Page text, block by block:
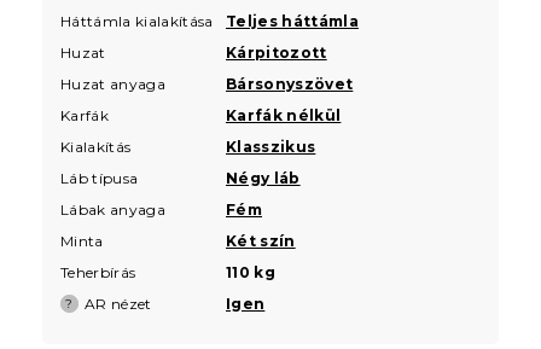
Háttámla kialakítása
Teljes háttámla
Huzat
Kárpitozott
Huzat anyaga
Bársonyszövet
Karfák
Karfák nélkül
Kialakítás
Klasszikus
Láb típusa
Négy láb
Lábak anyaga
Fém
Minta
Két szín
Teherbírás
110 kg
? AR nézet Igen